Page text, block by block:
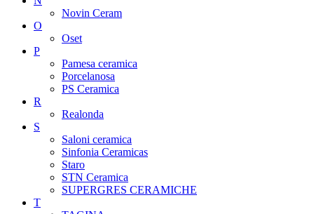
Novin Ceram
O
Oset
P
Pamesa ceramica
Porcelanosa
PS Ceramica
R
Realonda
S
Saloni ceramica
Sinfonia Ceramicas
Staro
STN Ceramica
SUPERGRES CERAMICHE
T